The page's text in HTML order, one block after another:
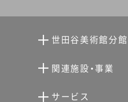
世田谷美術館分館
関連施設・事業
世田谷文学館
サービス